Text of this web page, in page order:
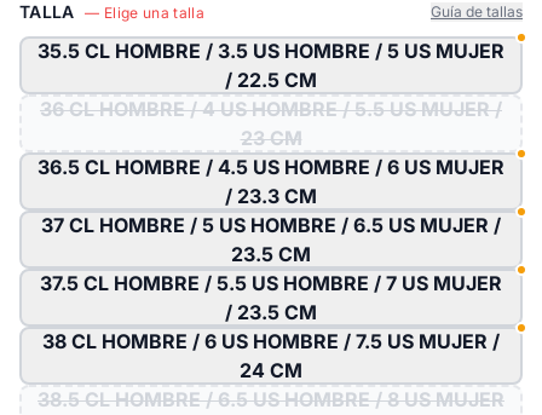
TALLA — Elige una talla Guía de tallas
35.5 CL HOMBRE / 3.5 US HOMBRE / 5 US MUJER
/ 22.5 CM
36 CL HOMBRE / 4 US HOMBRE / 5.5 US MUJER /
23 CM
36.5 CL HOMBRE / 4.5 US HOMBRE / 6 US MUJER
/ 23.3 CM
37 CL HOMBRE / 5 US HOMBRE / 6.5 US MUJER /
23.5 CM
37.5 CL HOMBRE / 5.5 US HOMBRE / 7 US MUJER
/ 23.5 CM
38 CL HOMBRE / 6 US HOMBRE / 7.5 US MUJER /
24 CM
38.5 CL HOMBRE / 6.5 US HOMBRE / 8 US MUJER